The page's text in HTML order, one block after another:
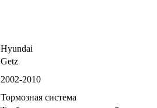
Hyundai
Getz
2002-2010
Тормозная система